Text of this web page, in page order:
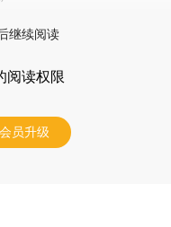
继续阅读
阅读权限
员升级